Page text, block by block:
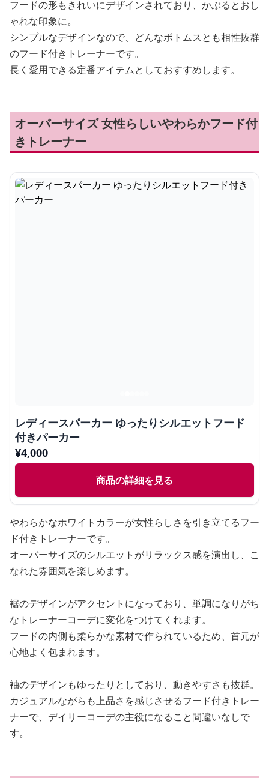
フードの形もきれいにデザインされており、かぶるとおし
ゃれな印象に。
シンプルなデザインなので、どんなボトムスとも相性抜群
のフード付きトレーナーです。
長く愛用できる定番アイテムとしておすすめします。
オーバーサイズ 女性らしいやわらかフード付
きトレーナー
レディースパーカー ゆったりシルエットフード
付きパーカー
¥4,000
商品の詳細を見る
やわらかなホワイトカラーが女性らしさを引き立てるフー
ド付きトレーナーです。
オーバーサイズのシルエットがリラックス感を演出し、こ
なれた雰囲気を楽しめます。
裾のデザインがアクセントになっており、単調になりがち
なトレーナーコーデに変化をつけてくれます。
フードの内側も柔らかな素材で作られているため、首元が
心地よく包まれます。
袖のデザインもゆったりとしており、動きやすさも抜群。
カジュアルながらも上品さを感じさせるフード付きトレー
ナーで、デイリーコーデの主役になること間違いなしで
す。